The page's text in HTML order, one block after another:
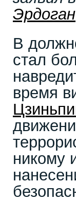
Эрдоган
В
стал
время
никому